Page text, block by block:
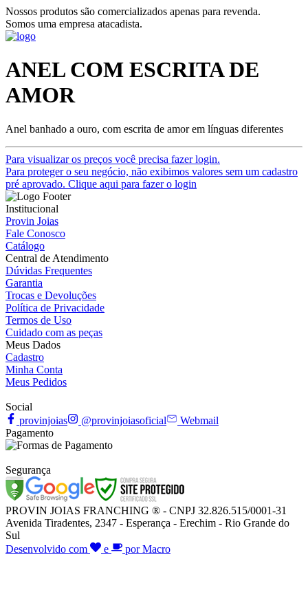
Nossos produtos são comercializados apenas para revenda.
Somos uma empresa atacadista.
ANEL COM ESCRITA DE
AMOR
Anel banhado a ouro, com escrita de amor em línguas diferentes
Para visualizar os preços você precisa fazer login.
Para proteger o seu negócio, não exibimos valores sem um cadastro
pré aprovado. Clique aqui para fazer o login
Institucional
Provin Joias
Fale Conosco
Catálogo
Central de Atendimento
Dúvidas Frequentes
Garantia
Trocas e Devoluções
Política de Privacidade
Termos de Uso
Cuidado com as peças
Meus Dados
Cadastro
Minha Conta
Meus Pedidos
Social
provinjoias
@provinjoiasoficial
Webmail
Pagamento
Segurança
PROVIN JOIAS FRANCHING ® - CNPJ 32.826.515/0001-31
Avenida Tiradentes, 2347 - Esperança - Erechim - Rio Grande do
Sul
Desenvolvido com
e por Macro